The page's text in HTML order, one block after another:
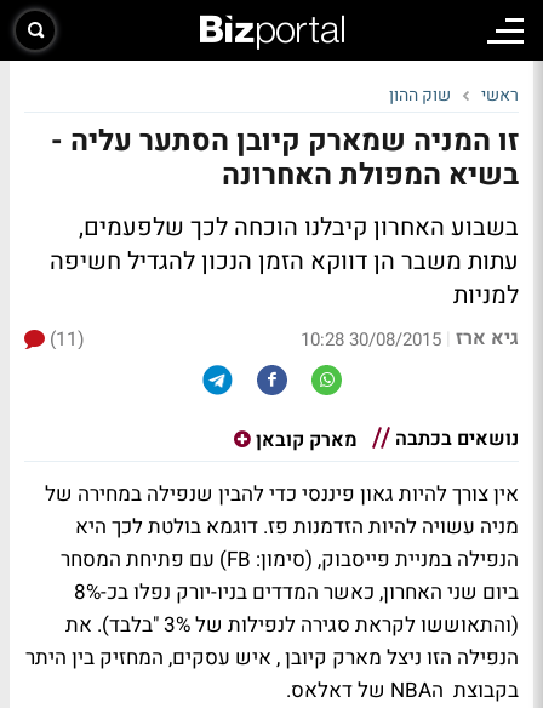
ראשי שוק ההון
זו המניה שמארק קיובן הסתער עליה -
בשיא המפולת האחרונה
בשבוע האחרון קיבלנו הוכחה לכך שלפעמים,
עתות משבר הן דווקא הזמן הנכון להגדיל חשיפה
למניות
גיא ארז |
30/08/2015 10:28
(11)
נושאים בכתבה מארק קובאן
אין צורך להיות גאון פיננסי כדי להבין שנפילה במחירה של
מניה עשויה להיות הזדמנות פז. דוגמא בולטת לכך היא
הנפילה במניית פייסבוק, (סימון: FB) עם פתיחת המסחר
ביום שני האחרון, כאשר המדדים בניו-יורק נפלו בכ-8%
(והתאוששו לקראת סגירה לנפילות של 3% "בלבד). את
הנפילה הזו ניצל מארק קיובן , איש עסקים, המחזיק בין היתר
בקבוצת הNBA של דאלאס.